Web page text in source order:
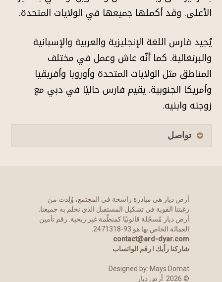
الأعلى. وقد أكملها جميعها في الولايات المتحدة.
يُجيد فارس اللغة الإنجليزية والعربية والإسبانية
والبرتغالية. كما أنّه عاش وعمل في مختلف
المناطق مثل الولايات المتحدة وأوروبا وأفريقيا
وأمريكا الجنوبية. يقيم فارس حاليًا في دبي مع
زوجته وابنيه.
تواصل
اسمك على صفحات التواصل الاجتماعي
الجنسية
أرض ديار هي مبادرة راسخة في المجتمع، وُلِدت من
رغبتنا القوية في تشكيل المستقبل الذي نحلم به جميعنا.
أرض ديار مُسجّلة قانونيًا كمنظّمة غير ربحية. رقم تأمين
العمالة الخاص بها هو 93-2471318.
contact@ard-dyar.com
شاركنا رأيك
رقم الواتساب
Designed by: Mays Domat
©
2026 أرض ديار